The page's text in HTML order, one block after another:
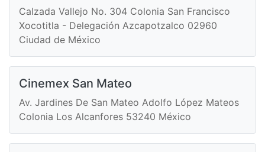
Calzada Vallejo No. 304 Colonia San Francisco
Xocotitla - Delegación Azcapotzalco 02960
Ciudad de México
Cinemex San Mateo
Av. Jardines De San Mateo Adolfo López Mateos
Colonia Los Alcanfores 53240 México